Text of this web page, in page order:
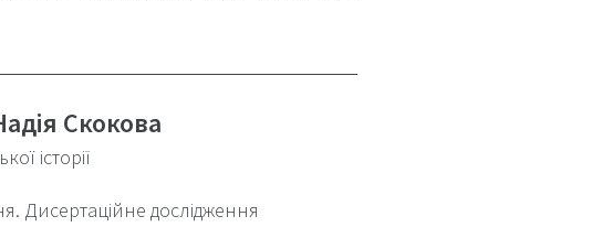
Скокова
історії
Дисертаційне дослідження